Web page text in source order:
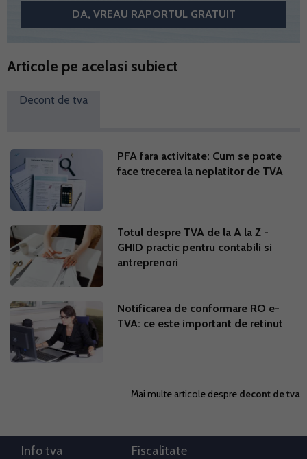
Articole pe acelasi subiect
Decont de tva
PFA fara activitate: Cum se poate
face trecerea la neplatitor de TVA
Totul despre TVA de la A la Z -
GHID practic pentru contabili si
antreprenori
Notificarea de conformare RO e-
TVA: ce este important de retinut
Mai multe articole despre decont de tva
Info tva Fiscalitate